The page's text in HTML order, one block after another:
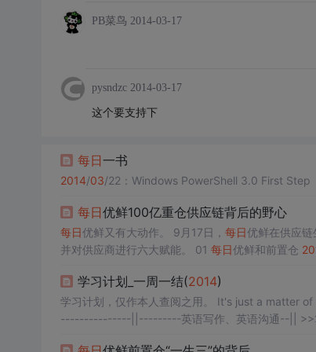
PB菜鸟 2014-03-17
pysndzc 2014-03-17
这个要支持下
每日 一书
2014/03/22：Windows PowerShell 3.0 First Step
每日优鲜100亿重仓供应链背后的野心
每日 优鲜又有大动作。 9月17日， 每日优鲜在供应
并对供应商进行六大赋能。 01 每日优鲜和前置仓
鲜开始了前行之路。 初期的每日优鲜发展迅速，很
学习计划_一周一结(2014)
学习计划，仅作本人查阅之用。 It's just a matter
---------------||---------英语写作、英语沟通--||